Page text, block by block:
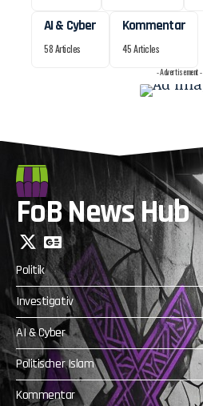
AI & Cyber
58 Articles
Kommentar
45 Articles
- Advertisement -
FoB News Hub
Politik
Investigativ
AI & Cyber
Politischer Islam
Kommentar